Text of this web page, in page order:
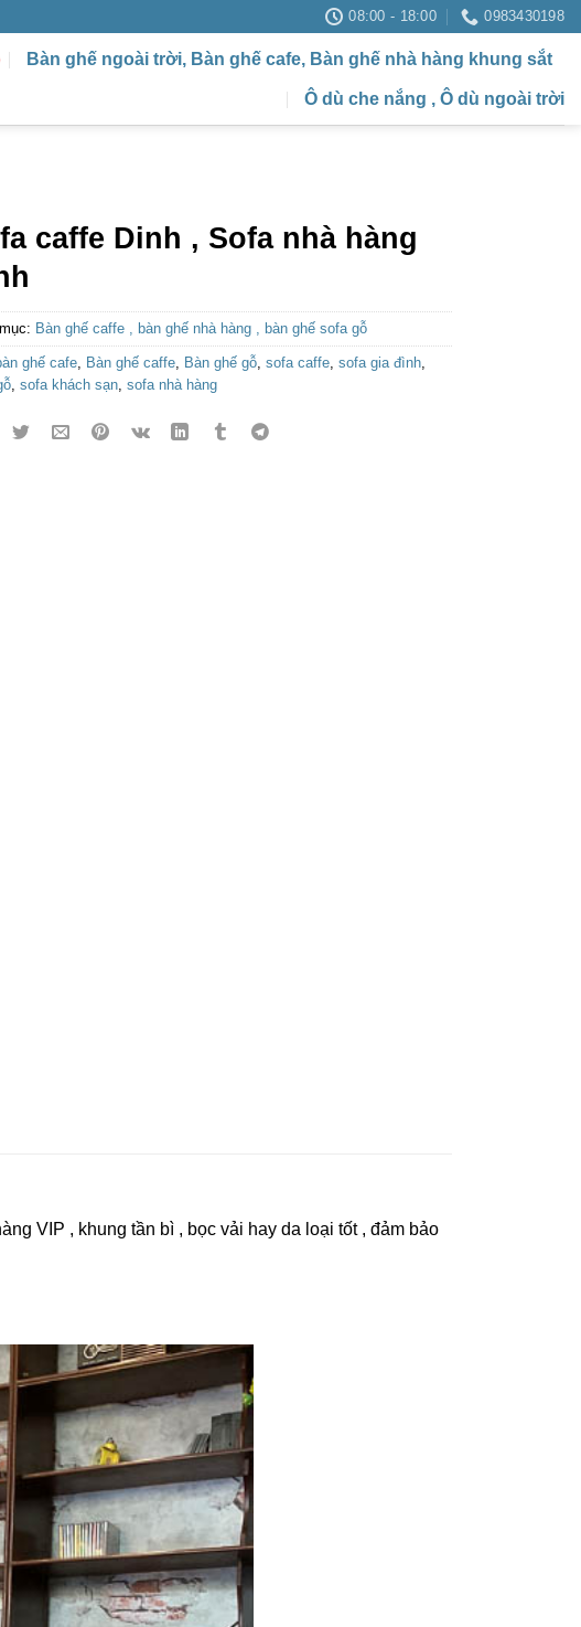
08:00 - 18:00 0983430198
Bàn ghế ngoài trời, Bàn ghế cafe, Bàn ghế nhà hàng khung sắt
Ô dù che nắng , Ô dù ngoài trời
caffe Dinh , Sofa nhà hàng
Bàn ghế caffe , bàn ghế nhà hàng , bàn ghế sofa gỗ
ghế cafe Bàn ghế caffe Bàn ghế gỗ sofa caffe sofa gia đình
sofa khách sạn sofa nhà hàng
VIP , khung tần bì , bọc vải hay da loại tốt , đảm bảo